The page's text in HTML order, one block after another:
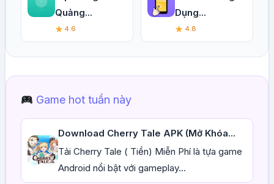
Quảng...
4.6
Dụng...
4.8
Game hot tuần này
Download Cherry Tale APK (Mở Khóa...
Tải Cherry Tale ( Tiền) Miễn Phí là tựa game
Android nổi bật với gameplay...